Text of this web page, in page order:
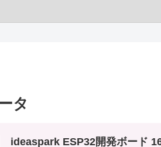
タ
ideaspark ESP32開発ボード